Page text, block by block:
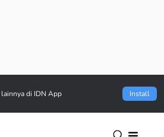
lainnya di IDN App Install